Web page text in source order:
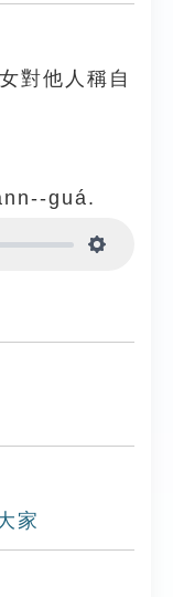
對他人稱自
guá.
家